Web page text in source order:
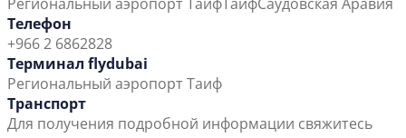
Региональный аэропорт ТаифТаифСаудовская Аравия
Телефон
+966 2 6862828
Терминал flydubai
Региональный аэропорт Таиф
Транспорт
Для получения подробной информации свяжитесь